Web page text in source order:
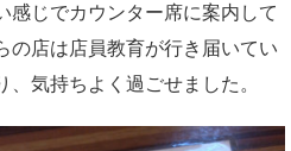
感じでカウンター席に案内して
の店は店員教育が行き届いてい
気持ちよく過ごせました。